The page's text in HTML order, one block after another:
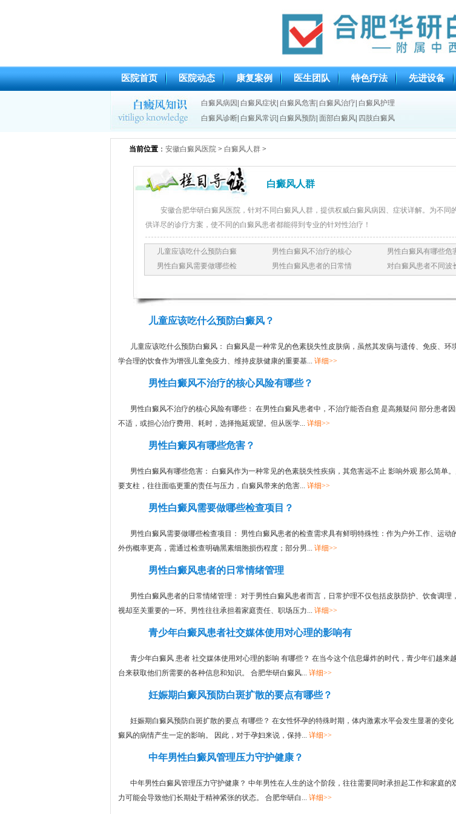
医院首页 医院动态 康复案例 医生团队 特色疗法 先进设备
白癜风病因 白癜风症状 白癜风危害 白癜风治疗 白癜风护理
白癜风诊断 白癜风常识 白癜风预防 面部白癜风 四肢白癜风
当前位置 ： 安徽白癜风医院 > 白癜风人群 >
白癜风人群
安徽合肥华研白癜风医院，针对不同白癜风人群，提供权威白癜风病因、症状详解。为不同
供详尽的诊疗方案，使不同的白癜风患者都能得到专业的针对性治疗！
儿童应该吃什么预防白癜 男性白癜风不治疗的核心
男性白癜风有哪些危
男性白癜风需要做哪些检
男性白癜风患者的日常情 对白癜风患者不同波
儿童应该吃什么预防白癜风？
儿童应该吃什么预防白癜风： 白癜风是一种常见的色素脱失性皮肤病，虽然其发病与遗传、免疫、环
学合理的饮食作为增强儿童免疫力、维持皮肤健康的重要基... 详细>>
男性白癜风不治疗的核心风险有哪些？
男性白癜风不治疗的核心风险有哪些： 在男性白癜风患者中，不治疗能否自愈 是高频疑问 部分患者
不适，或担心治疗费用、耗时，选择拖延观望。但从医学... 详细>>
男性白癜风有哪些危害？
男性白癜风有哪些危害： 白癜风作为一种常见的色素脱失性疾病，其危害远不止 影响外观 那么简单
要支柱，往往面临更重的责任与压力，白癜风带来的危害... 详细>>
男性白癜风需要做哪些检查项目？
男性白癜风需要做哪些检查项目： 男性白癜风患者的检查需求具有鲜明特殊性：作为户外工作、运动
外伤概率更高，需通过检查明确黑素细胞损伤程度；部分男... 详细>>
男性白癜风患者的日常情绪管理
男性白癜风患者的日常情绪管理： 对于男性白癜风患者而言，日常护理不仅包括皮肤防护、饮食调理
视却至关重要的一环。男性往往承担着家庭责任、职场压力... 详细>>
青少年白癜风患者社交媒体使用对心理的影响有
青少年白癜风 患者 社交媒体使用对心理的影响 有哪些？ 在当今这个信息爆炸的时代，青少年们越来
台来获取他们所需要的各种信息和知识。 合肥华研白癜风... 详细>>
妊娠期白癜风预防白斑扩散的要点有哪些？
妊娠期白癜风预防白斑扩散的要点 有哪些？ 在女性怀孕的特殊时期，体内激素水平会发生显著的变化
癜风的病情产生一定的影响。 因此，对于孕妇来说，保持... 详细>>
中年男性白癜风管理压力守护健康？
中年男性白癜风管理压力守护健康？ 中年男性在人生的这个阶段，往往需要同时承担起工作和家庭的
力可能会导致他们长期处于精神紧张的状态。 合肥华研白... 详细>>